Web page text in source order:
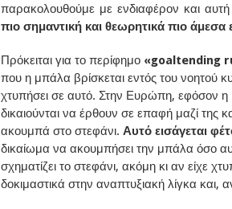
παρακολουθούμε με ενδιαφέρον και
πιο σημαντική και θεωρητικά πιο
Πρόκειται για το περίφημο«goaltending
που η μπάλα βρίσκεται εντός του νοητού
χτυπήσει σε αυτό. Στην Ευρώπη, εφόσον η
δικαιούνται να έρθουν σε επαφή μαζί της
ακουμπά στο στεφάνι. Αυτό εισάγεται
δικαίωμα να ακουμπήσει την μπάλα όσο
σχηματίζει το στεφάνι, ακόμη κι αν είχε
δοκιμαστικά στην αναπτυξιακή λίγκα και,